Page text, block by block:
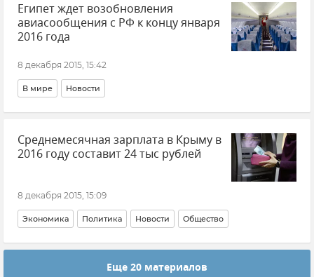
Египет ждет возобновления
авиасообщения с РФ к концу января
2016 года
8 декабря 2015, 15:42
В мире Новости
Среднемесячная зарплата в Крыму в
2016 году составит 24 тыс рублей
8 декабря 2015, 15:09
Экономика Политика Новости Общество
Еще 20 материалов